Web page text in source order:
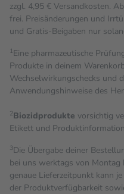
zzgl. 4,95 € Versandkosten.
frei. Preisänderungen und
und Gratis-Beigaben nur
1Eine pharmazeutische
Produkte in deinem
Wechselwirkungschecks und
Anwendungshinweise des
2Biozidprodukte vorsichtig
Etikett und
3Die Übergabe deiner
bei uns werktags von Montag
genaue Lieferzeitpunkt kann
der Produktverfügbarkeit